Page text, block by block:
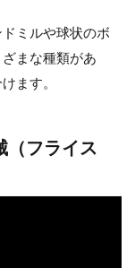
ミルや球状のボ
まな種類があ
ます。
（フライス